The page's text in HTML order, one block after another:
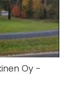
Oy -